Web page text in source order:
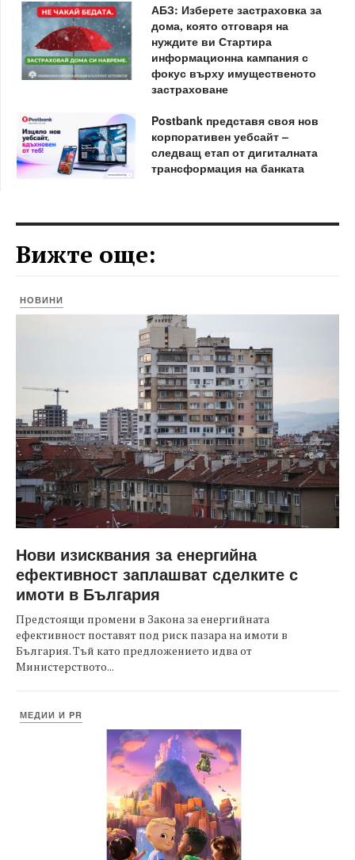
АБЗ: Изберете застраховка за
дома, която отговаря на
нуждите ви Стартира
информационна кампания с
фокус върху имущественото
застраховане
Postbank представя своя нов
корпоративен уебсайт –
следващ етап от дигиталната
трансформация на банката
Вижте още:
НОВИНИ
Нови изисквания за енергийна
ефективност заплашват сделките с
имоти в България
Предстоящи промени в Закона за енергийната
ефективност поставят под риск пазара на имоти в
България. Тъй като предложението идва от
Министерството...
МЕДИИ И PR